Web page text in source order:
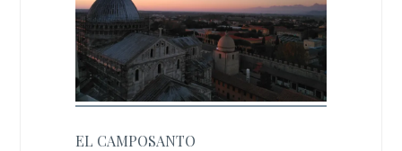
EL CAMPOSANTO